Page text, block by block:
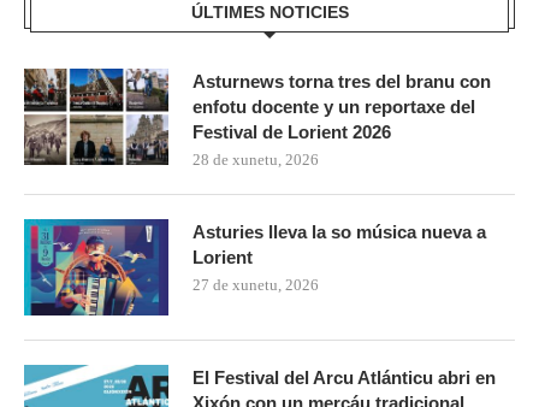
ÚLTIMES NOTICIES
Asturnews torna tres del branu con
enfotu docente y un reportaxe del
Festival de Lorient 2026
28 de xunetu, 2026
Asturies lleva la so música nueva a
Lorient
27 de xunetu, 2026
El Festival del Arcu Atlánticu abri en
Xixón con un mercáu tradicional